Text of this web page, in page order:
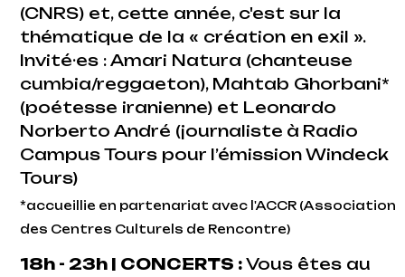
(CNRS) et, cette année, c'est sur la
thématique de la « création en exil ».
Invité·es : Amari Natura (chanteuse
cumbia/reggaeton), Mahtab Ghorbani*
(poétesse iranienne) et Leonardo
Norberto André (journaliste à Radio
Campus Tours pour l’émission Windeck
Tours)
*accueillie en partenariat avec l'ACCR (Association
des Centres Culturels de Rencontre)
18h - 23h | CONCERTS :Vous êtes au